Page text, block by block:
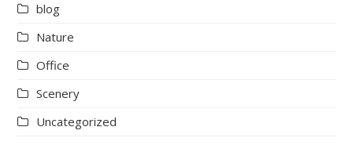
blog
Nature
Office
Scenery
Uncategorized